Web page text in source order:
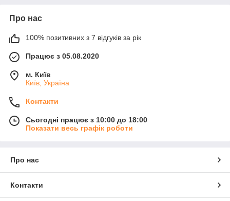
Про нас
100% позитивних з 7 відгуків за рік
Працює з 05.08.2020
м. Київ
Київ, Україна
Контакти
Сьогодні працює з 10:00 до 18:00
Показати весь графік роботи
Про нас
Контакти